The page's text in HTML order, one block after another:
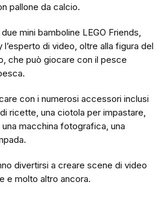
pallone da calcio.
mini bamboline LEGO Friends,
di video, oltre alla figura del
che può giocare con il pesce
con i numerosi accessori inclusi
ricette, una ciotola per impastare,
macchina fotografica, una
divertirsi a creare scene di video
e molto altro ancora.